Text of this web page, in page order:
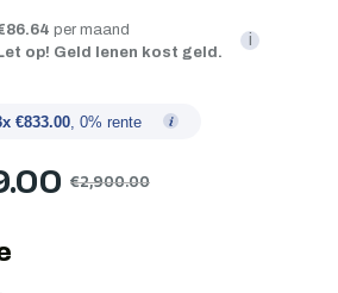
per maand
Let op! Geld lenen kost geld.
i
€833.00, 0% rente
€2,900.00